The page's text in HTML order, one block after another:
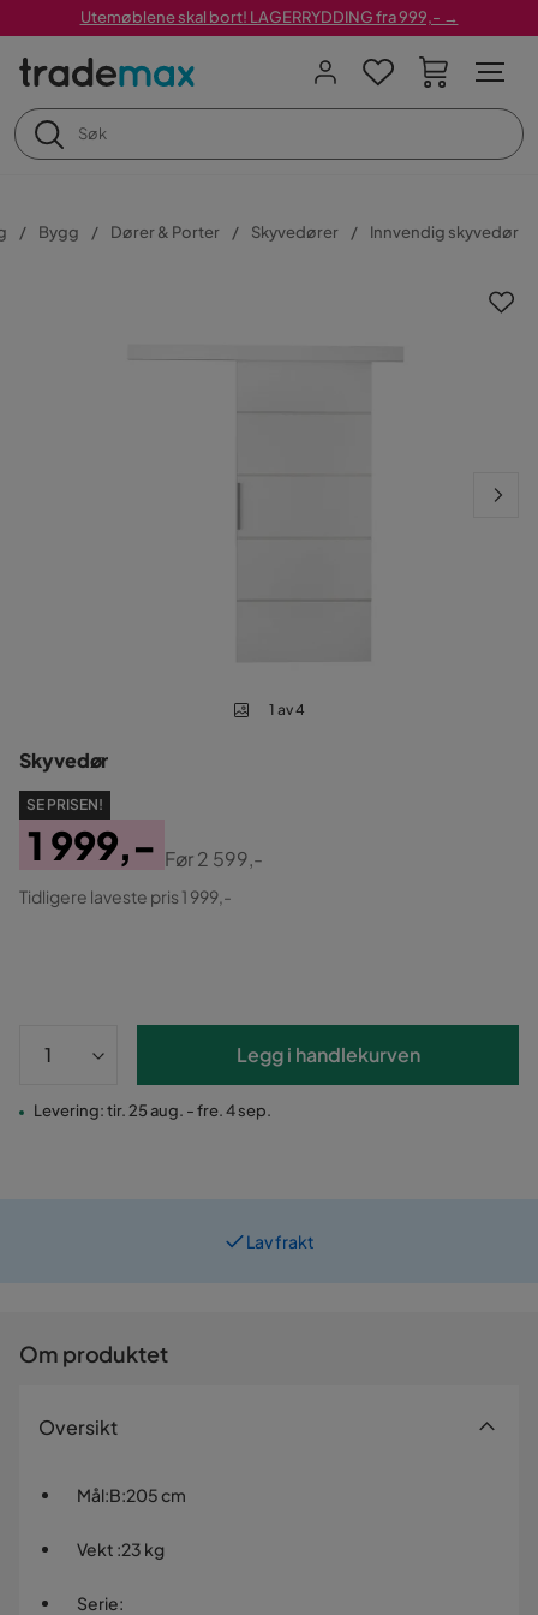
Utemøblene skal bort! LAGERRYDDING fra 999,- →
Bygg Dører & Porter Skyvedører Innvendig skyvedør
1 av 4
Skyvedør
SE PRISEN!
Pris
1 999,-
Original
Før2 599,-
Tidligere laveste pris 1 999,-
Legg i handlekurven
Levering: tir. 25 aug. - fre. 4 sep.
Lav frakt
Om produktet
Oversikt
Mål:B:205 cm
Vekt :23 kg
Serie: